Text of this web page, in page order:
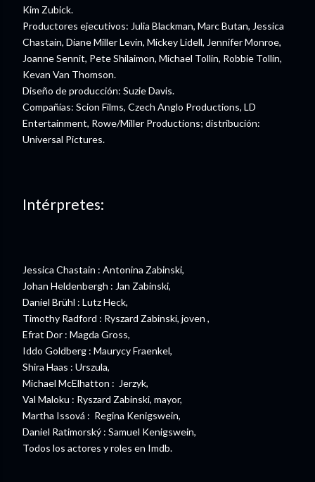
Kim Zubick.
Productores ejecutivos: Julia Blackman, Marc Butan, Jessica
Chastain, Diane Miller Levin, Mickey Lidell, Jennifer Monroe,
Joanne Sennit, Pete Shilaimon, Michael Tollin, Robbie Tollin,
Kevan Van Thomson.
Diseño de producción: Suzie Davis.
Compañías: Scion Films, Czech Anglo Productions, LD
Entertainment, Rowe/Miller Productions; distribución:
Universal Pictures.
Intérpretes:
Jessica Chastain : Antonina Zabinski,
Johan Heldenbergh : Jan Zabinski,
Daniel Brühl : Lutz Heck,
Timothy Radford : Ryszard Zabinski, joven ,
Efrat Dor : Magda Gross,
Iddo Goldberg : Maurycy Fraenkel,
Shira Haas : Urszula,
Michael McElhatton : Jerzyk,
Val Maloku : Ryszard Zabinski, mayor,
Martha Issová : Regina Kenigswein,
Daniel Ratimorský : Samuel Kenigswein,
Todos los actores y roles en Imdb.